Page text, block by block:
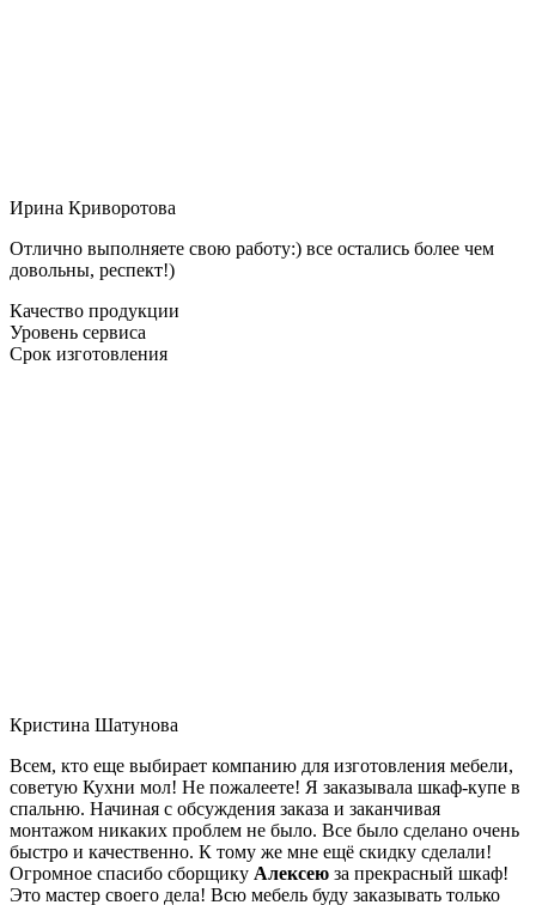
Ирина Криворотова
Отлично выполняете свою работу:) все остались более чем
довольны, респект!)
Качество продукции
Уровень сервиса
Срок изготовления
Кристина Шатунова
Всем, кто еще выбирает компанию для изготовления мебели,
советую Кухни мол! Не пожалеете! Я заказывала шкаф-купе в
спальню. Начиная с обсуждения заказа и заканчивая
монтажом никаких проблем не было. Все было сделано очень
быстро и качественно. К тому же мне ещё скидку сделали!
Огромное спасибо сборщику Алексею за прекрасный шкаф!
Это мастер своего дела! Всю мебель буду заказывать только